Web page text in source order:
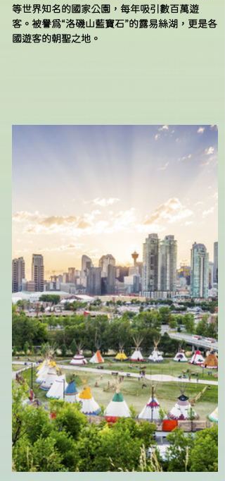
等世界知名的國家公園，每年吸引數百萬遊
客。被譽為“洛磯山藍寶石”的露易絲湖，更是各
國遊客的朝聖之地。